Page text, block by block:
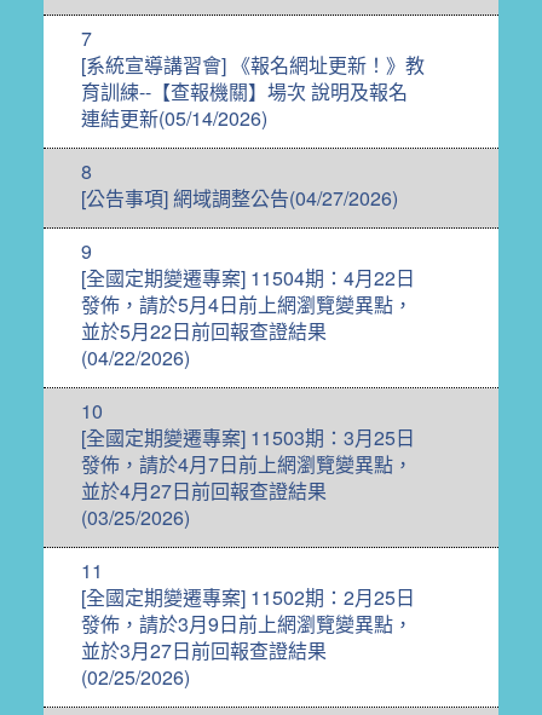
7
[系統宣導講習會] 《報名網址更新！》教
育訓練--【查報機關】場次 說明及報名
連結更新(05/14/2026)
8
[公告事項] 網域調整公告(04/27/2026)
9
[全國定期變遷專案] 11504期：4月22日
發佈，請於5月4日前上網瀏覽變異點，
並於5月22日前回報查證結果
(04/22/2026)
10
[全國定期變遷專案] 11503期：3月25日
發佈，請於4月7日前上網瀏覽變異點，
並於4月27日前回報查證結果
(03/25/2026)
11
[全國定期變遷專案] 11502期：2月25日
發佈，請於3月9日前上網瀏覽變異點，
並於3月27日前回報查證結果
(02/25/2026)